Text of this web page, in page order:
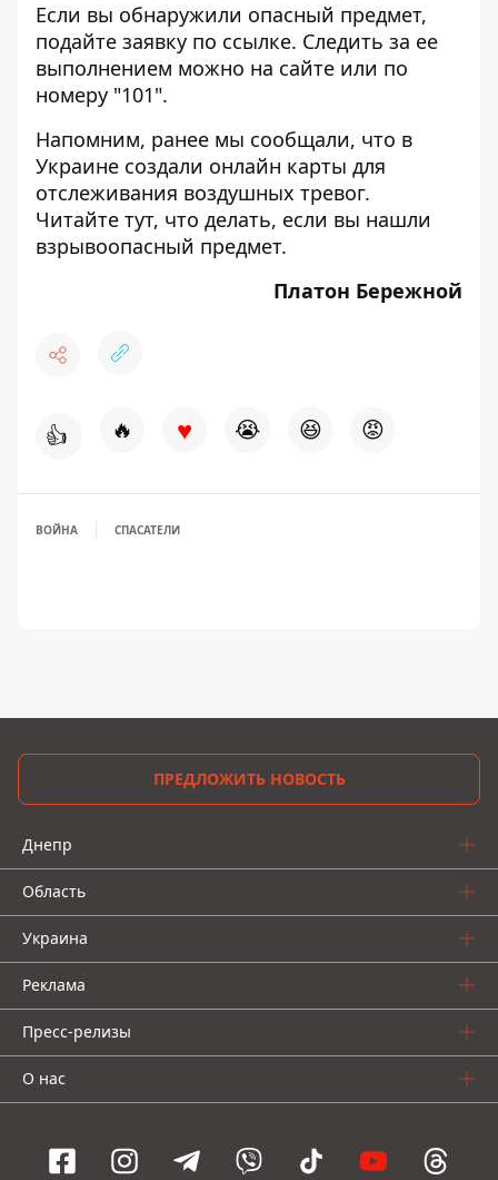
Если вы обнаружили опасный предмет,
подайте заявку по ссылке. Следить за ее
выполнением можно на сайте или по
номеру "101".
Напомним, ранее мы сообщали, что в
Украине создали онлайн карты для
отслеживания воздушных тревог.
Читайте тут, что делать, если вы нашли
взрывоопасный предмет.
Платон Бережной
👍 🔥 ♥ 😭 😆 😡
ВОЙНА СПАСАТЕЛИ
ПРЕДЛОЖИТЬ НОВОСТЬ
Днепр
Область
Украина
Реклама
Пресс-релизы
О нас